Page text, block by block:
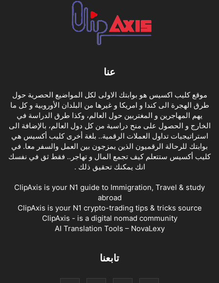
عنا
موقع كليب اكسيس هو بوابتك الاولى لكل المواضيع الحصرية حول
طرق الهجرة الى كندا و امريكا و غيرها من البلدان الأوروبية و كل ما
يهم المهاجرين و المغتربين حول العالم، وكذا طرق الدراسة في
الخارج و الحصول على منح دراسية من كل دول العالم، بالإضافة الى
استراتيجيات تداول العملات الرقمية.. بلغة أخرى كليب أكسيس هي
بوابتك للرحالة الرقميون الذين يمزجون بين العمل والسفر معا. في
كليب أكسيس ستتعلم كيف تجمع المال و تهاجر.. فقط ثق في نفسك
انك يمكنك تحقيق ذلك .
ClipAxis is your N1 guide to Immigration, Travel & study
abroad
ClipAxis is your N1 crypto-trading tips & tricks source
ClipAxis - is a digital nomad community
AI Translation Tools – NovaLexy
تابعنا